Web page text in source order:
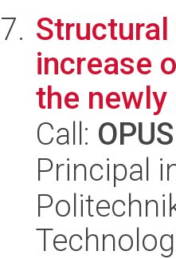
increase
the newly
Call:
Principal